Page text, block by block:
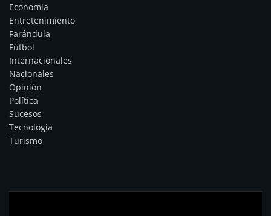
Economía
Entretenimiento
Farándula
Fútbol
Internacionales
Nacionales
Opinión
Política
Sucesos
Tecnologia
Turismo